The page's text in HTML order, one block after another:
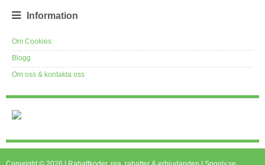
Information
Om Cookies
Blogg
Om oss & kontakta oss